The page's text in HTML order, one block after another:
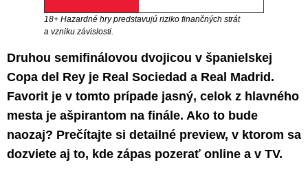
18+ Hazardné hry predstavujú riziko finančných strát
a vzniku závislosti.
Druhou semifinálovou dvojicou v španielskej
Copa del Rey je Real Sociedad a Real Madrid.
Favorit je v tomto prípade jasný, celok z hlavného
mesta je ašpirantom na finále. Ako to bude
naozaj? Prečítajte si detailné preview, v ktorom sa
dozviete aj to, kde zápas pozerať online a v TV.